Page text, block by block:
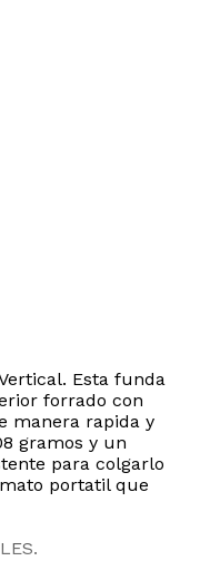
Esta funda
forrado con
manera rapida y
gramos y un
para colgarlo
portatil que